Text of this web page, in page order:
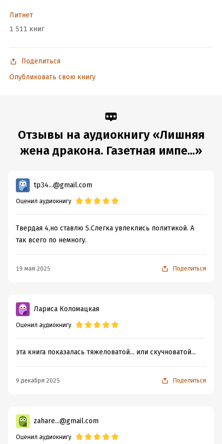
Литнет
1 511 книг
Поделиться
Опубликовать свою книгу
Отзывы на аудиокнигу «Лишняя
жена дракона. Газетная импе...»
tp34...@gmail.com
Оценил аудиокнигу
Твердая 4,но ставлю 5.Слегка увлеклись политикой. А
так всего по немногу.
19 мая 2025 Поделиться
Лариса Коломацкая
Оценил аудиокнигу
эта книга показалась тяжеловатой... или скучноватой...
9 декабря 2025 Поделиться
zahare...@gmail.com
Оценил аудиокнигу